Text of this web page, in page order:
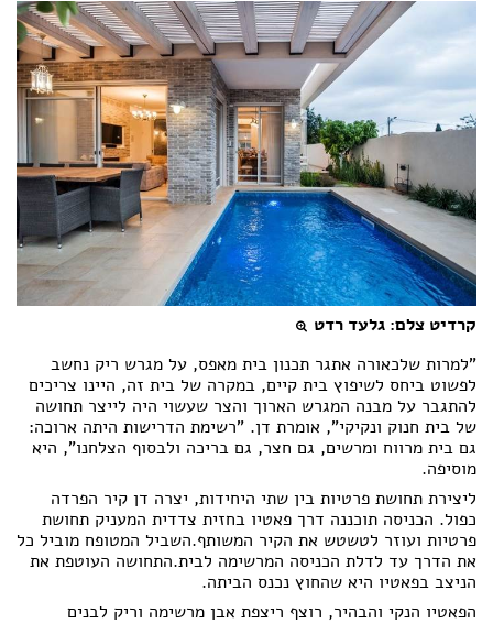
קרדיט צלם: גלעד רדט
"למרות שלכאורה אתגר תכנון בית מאפס, על מגרש ריק נחשב
לפשוט ביחס לשיפוץ בית קיים, במקרה של בית זה, היינו צריכים
להתגבר על מבנה המגרש הארוך והצר שעשוי היה לייצר תחושה
של בית חנוק ונקיקי", אומרת דן. "רשימת הדרישות היתה ארוכה:
גם בית מרווח ומרשים, גם חצר, גם בריכה ולבסוף הצלחנו", היא
מוסיפה.
ליצירת תחושת פרטיות בין שתי היחידות, יצרה דן קיר הפרדה
כפול. הכניסה תוכננה דרך פאטיו בחזית צדדית המעניק תחושת
פרטיות ועוזר לטשטש את הקיר המשותף.השביל המטופח מוביל כל
את הדרך עד לדלת הכניסה המרשימה לבית.התחושה העוטפת את
הניצב בפאטיו היא שהחוץ נכנס הביתה.
הפאטיו הנקי והבהיר, רוצף ריצפת אבן מרשימה וריק לבנים